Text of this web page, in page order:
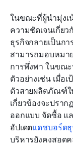
ในขณะที่ผู้นำมุ่งเ
ความชัดเจนเกี่ย
ธุรกิจกลายเป็นก
สามารถมอบหมา
การพึ่งพา ในขณ
ตัวอย่างเช่น เมื่อ
ตัวสายผลิตภัณฑ์ใ
เกี่ยวข้องจะปรา
ออกแบบ จัดซื้อ แ
อัปเดตแดชบอร์ด
บริหารยังคงสอด